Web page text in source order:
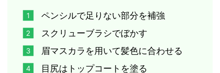
ペンシルで足りない部分を補強
スクリューブラシでぼかす
眉マスカラを用いて髪色に合わせる
目尻はトップコートを塗る